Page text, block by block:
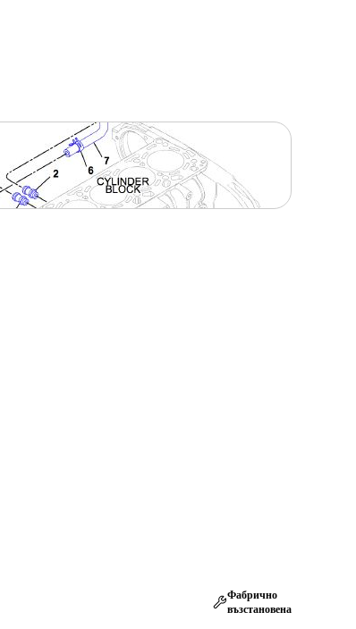
Фабрично
възстановена